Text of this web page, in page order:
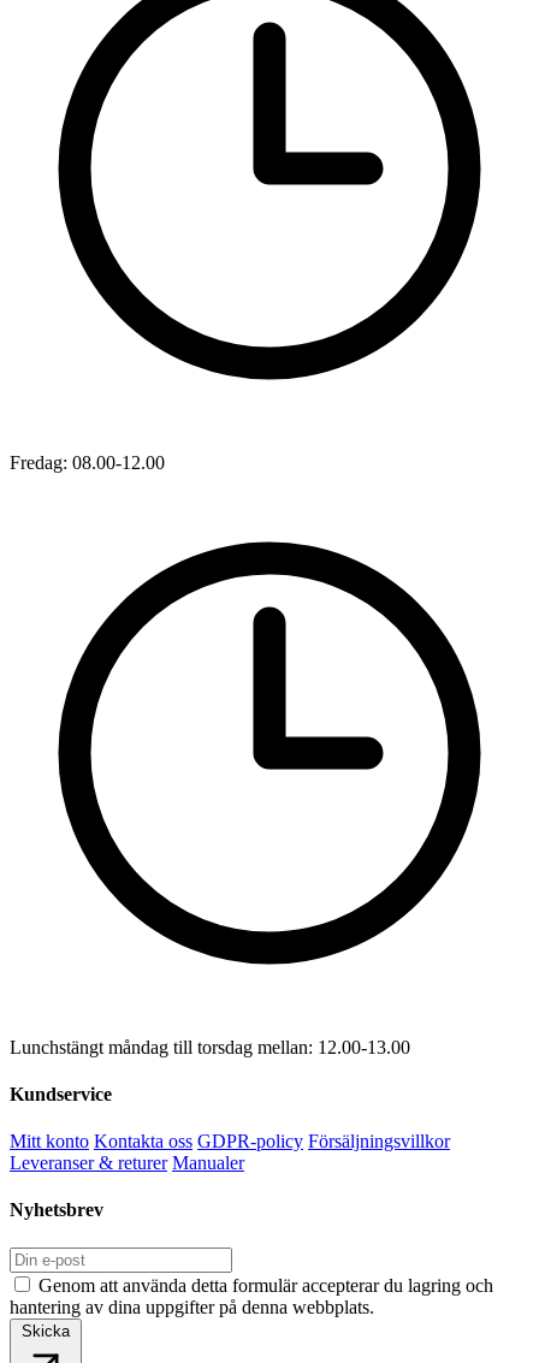
Fredag: 08.00-12.00
Lunchstängt måndag till torsdag mellan: 12.00-13.00
Kundservice
Mitt konto Kontakta oss GDPR-policy Försäljningsvillkor
Leveranser & returer Manualer
Nyhetsbrev
Genom att använda detta formulär accepterar du lagring och
hantering av dina uppgifter på denna webbplats.
Skicka